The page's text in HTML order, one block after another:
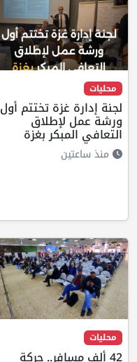
محليات
لجنة إدارة غزة تختتم أول
ورشة عمل لإطلاق
التعافي المبكر بغزة
منذ ساعتين
محليات
42 ألف مسافر.. حركة